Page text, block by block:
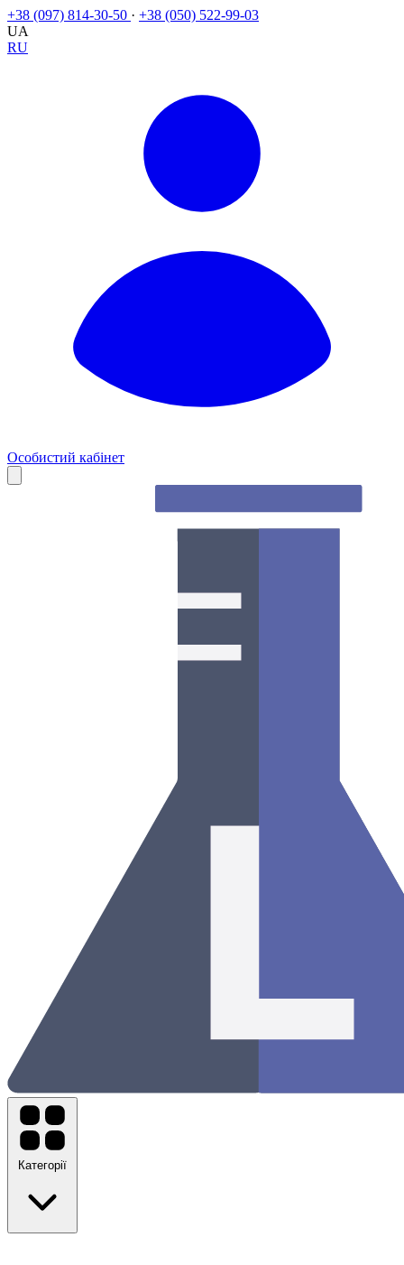
+38 (097) 814-30-50 · +38 (050) 522-99-03
UA
RU
Особистий кабінет
Категорії